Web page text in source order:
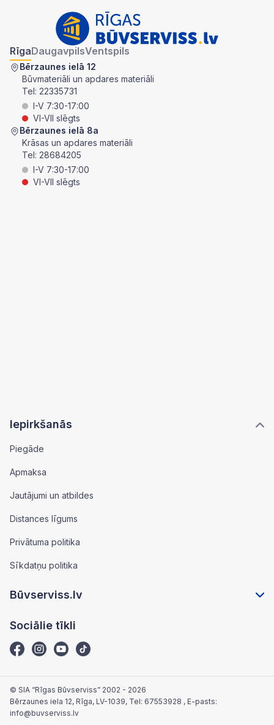
Iepirkšanās
Piegāde
Apmaksa
Jautājumi un atbildes
Distances līgums
Privātuma politika
Sīkdatņu politika
Būvserviss.lv
Sociālie tīkli
RīgaDaugavpilsVentspils
Bērzaunes ielā 12
Būvmateriāli un apdares materiāli
Tel: 22335731
I-V 7:30-17:00
VI-VII slēgts
Bērzaunes ielā 8a
Krāsas un apdares materiāli
Tel: 28684205
I-V 7:30-17:00
VI-VII slēgts
© SIA “Rīgas Būvserviss” 2002 - 2026
Bērzaunes iela 12, Rīga, LV-1039, Tel: 67553928 , E-pasts:
info@buvserviss.lv